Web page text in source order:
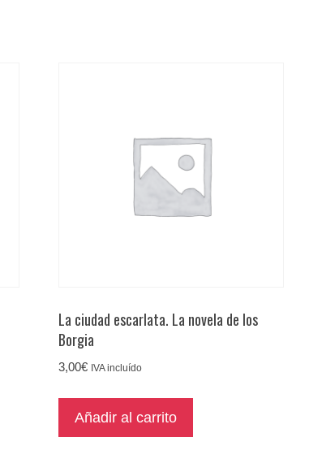
La ciudad escarlata. La novela de los
Borgia
3,00€ IVA incluído
Añadir al carrito